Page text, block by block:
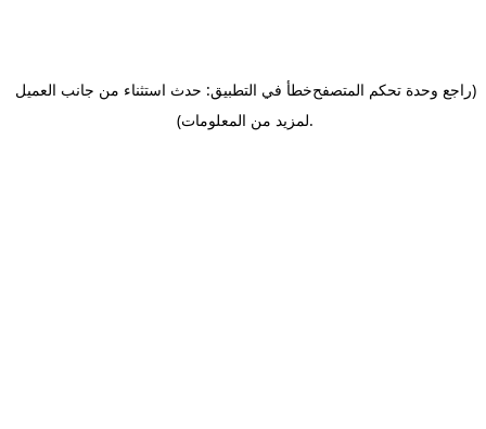
خطأ في التطبيق: حدث استثناء من جانب العميل(راجع وحدة تحكم المتصفح
لمزيد من المعلومات).